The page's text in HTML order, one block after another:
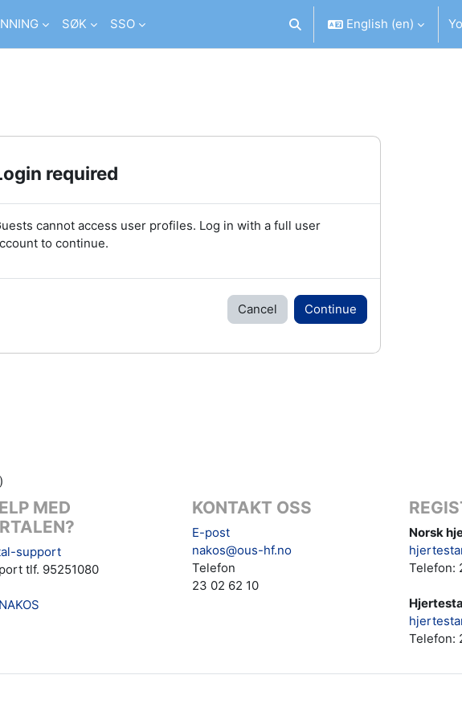
SØK SSO Toggle search input
English ‎(en)‎
required
cannot access user profiles. Log in with a full user
to continue.
Cancel Continue
)
MED
support
tlf. 95251080
KONTAKT OSS
E-post
nakos@ous-hf.no
Telefon
23 02 62 10
Norsk
Telefon:
Telefon: